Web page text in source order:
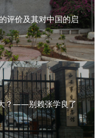
评价及其对中国的启
？——别赖张学良了